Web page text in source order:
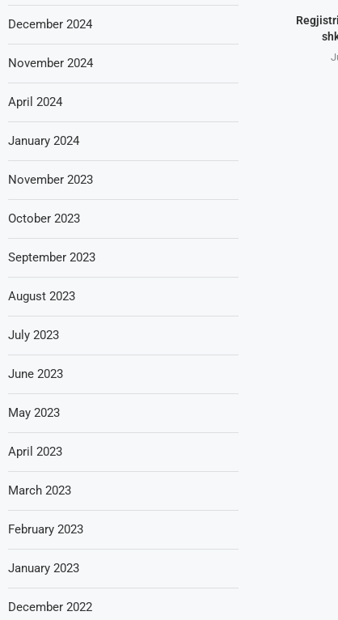
December 2024
November 2024
April 2024
January 2024
November 2023
October 2023
September 2023
August 2023
July 2023
June 2023
May 2023
April 2023
March 2023
February 2023
January 2023
December 2022